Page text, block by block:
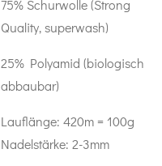
75% Schurwolle (Strong
Quality, superwash)
25% Polyamid (biologisch
abbaubar)
Lauflänge: 420m = 100g
Nadelstärke: 2-3mm